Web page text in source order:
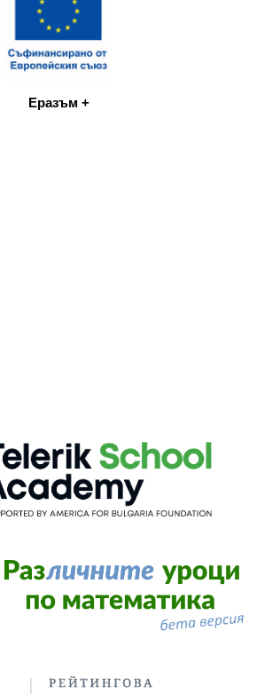
Еразъм +